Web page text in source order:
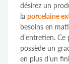
désirez un
la porcelaine
besoins en
d’entretien.
possède un
en plus d’un